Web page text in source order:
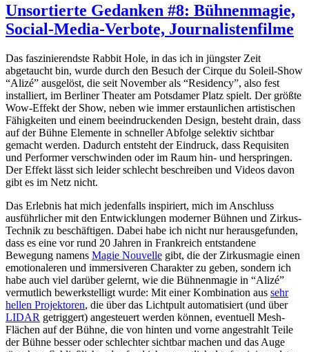
Unsortierte Gedanken #8: Bühnenmagie,
Social-Media-Verbote, Journalistenfilme
Das faszinierendste Rabbit Hole, in das ich in jüngster Zeit
abgetaucht bin, wurde durch den Besuch der Cirque du Soleil-Show
“Alizé” ausgelöst, die seit November als “Residency”, also fest
installiert, im Berliner Theater am Potsdamer Platz spielt. Der größte
Wow-Effekt der Show, neben wie immer erstaunlichen artistischen
Fähigkeiten und einem beeindruckenden Design, besteht drain, dass
auf der Bühne Elemente in schneller Abfolge selektiv sichtbar
gemacht werden. Dadurch entsteht der Eindruck, dass Requisiten
und Performer verschwinden oder im Raum hin- und herspringen.
Der Effekt lässt sich leider schlecht beschreiben und Videos davon
gibt es im Netz nicht.
Das Erlebnis hat mich jedenfalls inspiriert, mich im Anschluss
ausführlicher mit den Entwicklungen moderner Bühnen und Zirkus-
Technik zu beschäftigen. Dabei habe ich nicht nur herausgefunden,
dass es eine vor rund 20 Jahren in Frankreich entstandene
Bewegung namens Magie Nouvelle gibt, die der Zirkusmagie einen
emotionaleren und immersiveren Charakter zu geben, sondern ich
habe auch viel darüber gelernt, wie die Bühnenmagie in “Alizé”
vermutlich bewerkstelligt wurde: Mit einer Kombination aus sehr
hellen Projektoren, die über das Lichtpult automatisiert (und über
LIDAR getriggert) angesteuert werden können, eventuell Mesh-
Flächen auf der Bühne, die von hinten und vorne angestrahlt Teile
der Bühne besser oder schlechter sichtbar machen und das Auge